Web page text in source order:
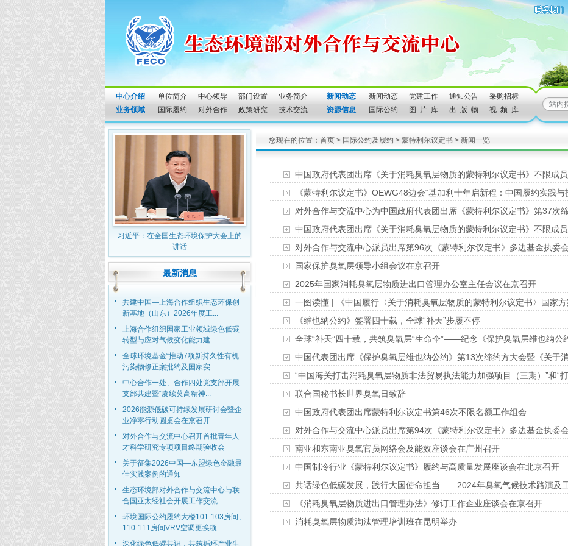
中心介绍 单位简介 中心领导 部门设置
业务简介
业务领域
国际履约 对外合作 政策研究 技术交流
新闻动态 新闻动态 党建工作 通知公告
采购招标
资源信息
国际公约 图 片 库 出 版 物 视 频 库
习近平：在全国生态环境保护大会上的
讲话
最新消息
共建中国—上海合作组织生态环保创
新基地（山东）2026年度工...
上海合作组织国家工业领域绿色低碳
转型与应对气候变化能力建...
全球环境基金“推动7项新持久性有机
污染物修正案批约及国家实...
中心合作一处、合作四处党支部开展
支部共建暨“赓续莫高精神...
2026能源低碳可持续发展研讨会暨企
业净零行动圆桌会在京召开
对外合作与交流中心召开首批青年人
才科学研究专项项目终期验收会
关于征集2026中国—东盟绿色金融最
佳实践案例的通知
生态环境部对外合作与交流中心与联
合国亚太经社会开展工作交流
环境国际公约履约大楼101-103房间、
110-111房间VRV空调更换项...
深化绿色低碳共识，共筑循环产业生
您现在的位置： 首页 > 国际公约及履约 > 蒙特利尔议定书 > 新闻一览
中国政府代表团出席《关于消耗臭氧层物质的蒙特利尔议定书》不限成员
《蒙特利尔议定书》OEWG48边会“基加利十年启新程：中国履约实践与
对外合作与交流中心为中国政府代表团出席《蒙特利尔议定书》第37次缔
中国政府代表团出席《关于消耗臭氧层物质的蒙特利尔议定书》不限成员
对外合作与交流中心派员出席第96次《蒙特利尔议定书》多边基金执委
国家保护臭氧层领导小组会议在京召开
2025年国家消耗臭氧层物质进出口管理办公室主任会议在京召开
一图读懂 | 《中国履行〈关于消耗臭氧层物质的蒙特利尔议定书〉国家
《维也纳公约》签署四十载，全球“补天”步履不停
全球“补天”四十载，共筑臭氧层“生命伞”——纪念《保护臭氧层维也纳公
中国代表团出席《保护臭氧层维也纳公约》第13次缔约方大会暨《关于消
“中国海关打击消耗臭氧层物质非法贸易执法能力加强项目（三期）”和“打
联合国秘书长世界臭氧日致辞
中国政府代表团出席蒙特利尔议定书第46次不限名额工作组会
对外合作与交流中心派员出席第94次《蒙特利尔议定书》多边基金执委
南亚和东南亚臭氧官员网络会及能效座谈会在广州召开
中国制冷行业《蒙特利尔议定书》履约与高质量发展座谈会在北京召开
共话绿色低碳发展，践行大国使命担当——2024年臭氧气候技术路演及
《消耗臭氧层物质进出口管理办法》修订工作企业座谈会在京召开
消耗臭氧层物质淘汰管理培训班在昆明举办